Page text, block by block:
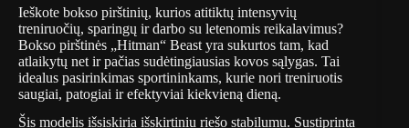
Ieškote bokso pirštinių, kurios atitiktų intensyvių
treniruočių, sparingų ir darbo su letenomis reikalavimus?
Bokso pirštinės „Hitman“ Beast yra sukurtos tam, kad
atlaikytų net ir pačias sudėtingiausias kovos sąlygas. Tai
idealus pasirinkimas sportininkams, kurie nori treniruotis
saugiai, patogiai ir efektyviai kiekvieną dieną.
Šis modelis išsiskiria išskirtiniu riešo stabilumu. Sustiprinta